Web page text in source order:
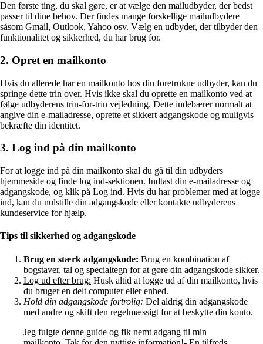
Den første ting, du skal gøre, er at vælge den mailudbyder, der bedst
passer til dine behov. Der findes mange forskellige mailudbydere
såsom Gmail, Outlook, Yahoo osv. Vælg en udbyder, der tilbyder den
funktionalitet og sikkerhed, du har brug for.
2. Opret en mailkonto
Hvis du allerede har en mailkonto hos din foretrukne udbyder, kan du
springe dette trin over. Hvis ikke skal du oprette en mailkonto ved at
følge udbyderens trin-for-trin vejledning. Dette indebærer normalt at
angive din e-mailadresse, oprette et sikkert adgangskode og muligvis
bekræfte din identitet.
3. Log ind på din mailkonto
For at logge ind på din mailkonto skal du gå til din udbyders
hjemmeside og finde log ind-sektionen. Indtast din e-mailadresse og
adgangskode, og klik på Log ind. Hvis du har problemer med at logge
ind, kan du nulstille din adgangskode eller kontakte udbyderens
kundeservice for hjælp.
Tips til sikkerhed og adgangskode
Brug en stærk adgangskode: Brug en kombination af
bogstaver, tal og specialtegn for at gøre din adgangskode sikker.
Log ud efter brug: Husk altid at logge ud af din mailkonto, hvis
du bruger en delt computer eller enhed.
Hold din adgangskode fortrolig: Del aldrig din adgangskode
med andre og skift den regelmæssigt for at beskytte din konto.
Jeg fulgte denne guide og fik nemt adgang til min